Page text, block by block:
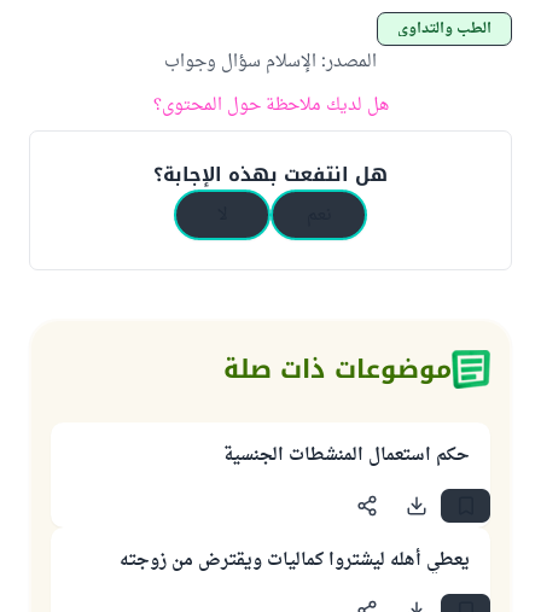
الطب والتداوي
المصدر: الإسلام سؤال وجواب
هل لديك ملاحظة حول المحتوى؟
هل انتفعت بهذه الإجابة؟
موضوعات ذات صلة
حكم استعمال المنشطات الجنسية
يعطي أهله ليشتروا كماليات ويقترض من زوجته